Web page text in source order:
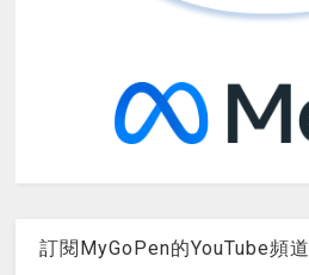
訂閱MyGoPen的YouTube頻道